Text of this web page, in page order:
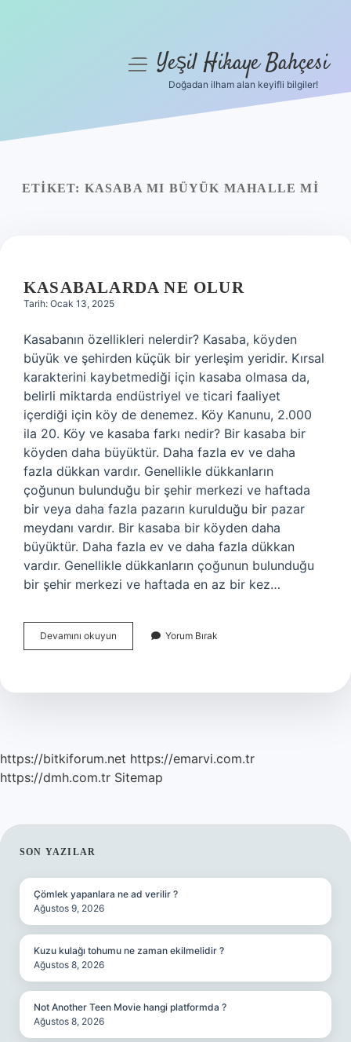
Yasal Uyarı
menüyüYeşil Hikaye Bahçesi
Doğadan ilham alan keyifli bilgiler!
ETIKET: KASABA MI BÜYÜK MAHALLE MI
KASABALARDA NE OLUR
Tarih: Ocak 13, 2025
Kasabanın özellikleri nelerdir? Kasaba, köyden
büyük ve şehirden küçük bir yerleşim yeridir. Kırsal
karakterini kaybetmediği için kasaba olmasa da,
belirli miktarda endüstriyel ve ticari faaliyet
içerdiği için köy de denemez. Köy Kanunu, 2.000
ila 20. Köy ve kasaba farkı nedir? Bir kasaba bir
köyden daha büyüktür. Daha fazla ev ve daha
fazla dükkan vardır. Genellikle dükkanların
çoğunun bulunduğu bir şehir merkezi ve haftada
bir veya daha fazla pazarın kurulduğu bir pazar
meydanı vardır. Bir kasaba bir köyden daha
büyüktür. Daha fazla ev ve daha fazla dükkan
vardır. Genellikle dükkanların çoğunun bulunduğu
bir şehir merkezi ve haftada en az bir kez…
Devamını okuyun Kasabalarda
Ne
Yorum Bırak
https://bitkiforum.net https://emarvi.com.tr
https://dmh.com.tr Sitemap
SIDEBAR
SON YAZILAR
Çömlek yapanlara ne ad verilir ?
Ağustos 9, 2026
Kuzu kulağı tohumu ne zaman ekilmelidir ?
Ağustos 8, 2026
Not Another Teen Movie hangi platformda ?
Ağustos 8, 2026